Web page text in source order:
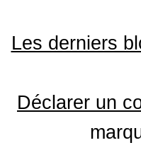
Les derniers
Déclarer un